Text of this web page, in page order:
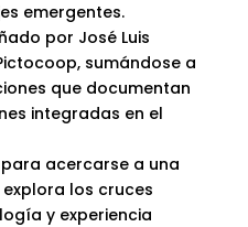
emergentes.
por José Luis
sumándose a
que documentan
integradas en el
acercarse a una
los cruces
y experiencia